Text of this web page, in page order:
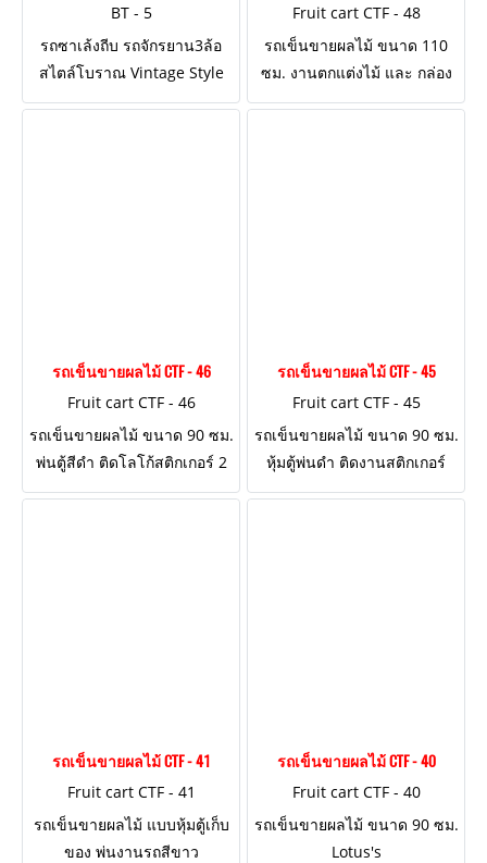
BT - 5
รถซาเล้งถีบ รถจักรยาน3ล้อ
สไตล์โบราณ Vintage Style
และที่นั่งไม้ที่อานล้อด้านหลัง
Fruit cart CTF - 48
รถเข็นขายผลไม้ ขนาด 110
ซม. งานตกแต่งไม้ และ กล่อง
ใส่พริกเกลือ
รถเข็นขายผลไม้ CTF - 46
Fruit cart CTF - 46
รถเข็นขายผลไม้ ขนาด 90 ซม.
พ่นตู้สีดำ ติดโลโก้สติกเกอร์ 2
ด้าน
รถเข็นขายผลไม้ CTF - 45
Fruit cart CTF - 45
รถเข็นขายผลไม้ ขนาด 90 ซม.
หุ้มตู้พ่นดำ ติดงานสติกเกอร์
ออกแบบ 2 ด้าน
รถเข็นขายผลไม้ CTF - 41
Fruit cart CTF - 41
รถเข็นขายผลไม้ แบบหุ้มตู้เก็บ
ของ พ่นงานรถสีขาว
รถเข็นขายผลไม้ CTF - 40
Fruit cart CTF - 40
รถเข็นขายผลไม้ ขนาด 90 ซม.
Lotus's